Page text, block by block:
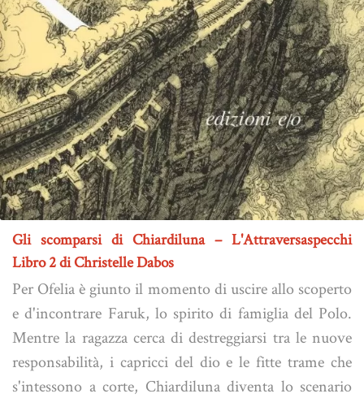
Gli scomparsi di Chiardiluna – L'Attraversaspecchi
Libro 2 di Christelle Dabos
Per Ofelia è giunto il momento di uscire allo scoperto
e d'incontrare Faruk, lo spirito di famiglia del Polo.
Mentre la ragazza cerca di destreggiarsi tra le nuove
responsabilità, i capricci del dio e le fitte trame che
s'intessono a corte, Chiardiluna diventa lo scenario